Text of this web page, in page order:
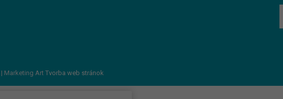
| Marketing Art Tvorba web stránok